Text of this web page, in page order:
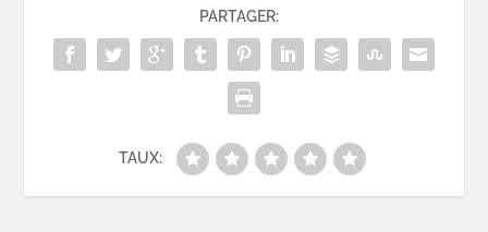
PARTAGER:
TAUX: